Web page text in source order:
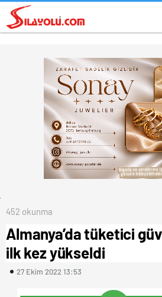
452 okunma
Almanya’da tüketici
ilk kez yükseldi
27 Ekim 2022 13:53